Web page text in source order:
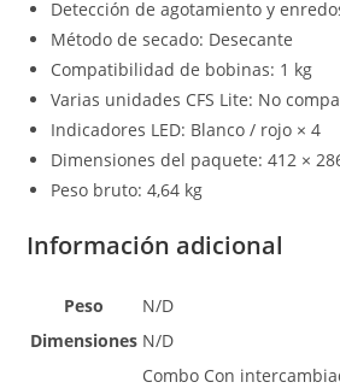
Detección de agotamiento y
Método de secado: Desecante
Compatibilidad de bobinas: 1 kg
Varias unidades CFS Lite: No
Indicadores LED: Blanco / rojo × 4
Dimensiones del paquete: 412 ×
Peso bruto: 4,64 kg
Información adicional
Peso
N/D
Dimensiones N/D
Combo Con